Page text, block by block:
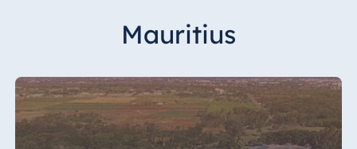
Mauritius